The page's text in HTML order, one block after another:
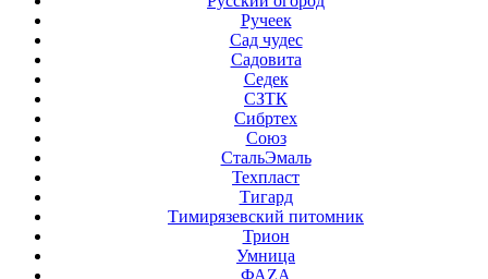
Ручеек
Сад чудес
Садовита
Седек
СЗТК
Сибртех
Союз
СтальЭмаль
Техпласт
Тигард
Тимирязевский питомник
Трион
Умница
ФАZА